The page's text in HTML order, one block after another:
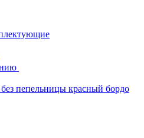
пепельницы красный бордо